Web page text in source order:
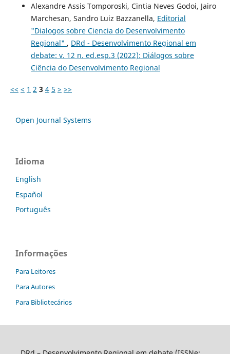
Alexandre Assis Tomporoski, Cintia Neves Godoi, Jairo
Marchesan, Sandro Luiz Bazzanella, Editorial
"Dialogos sobre Ciencia do Desenvolvimento
Regional" , DRd - Desenvolvimento Regional em
debate: v. 12 n. ed.esp.3 (2022): Diálogos sobre
Ciência do Desenvolvimento Regional
<< < 1 2 3 4 5 > >>
Open Journal Systems
Idioma
English
Español
Português
Informações
Para Leitores
Para Autores
Para Bibliotecários